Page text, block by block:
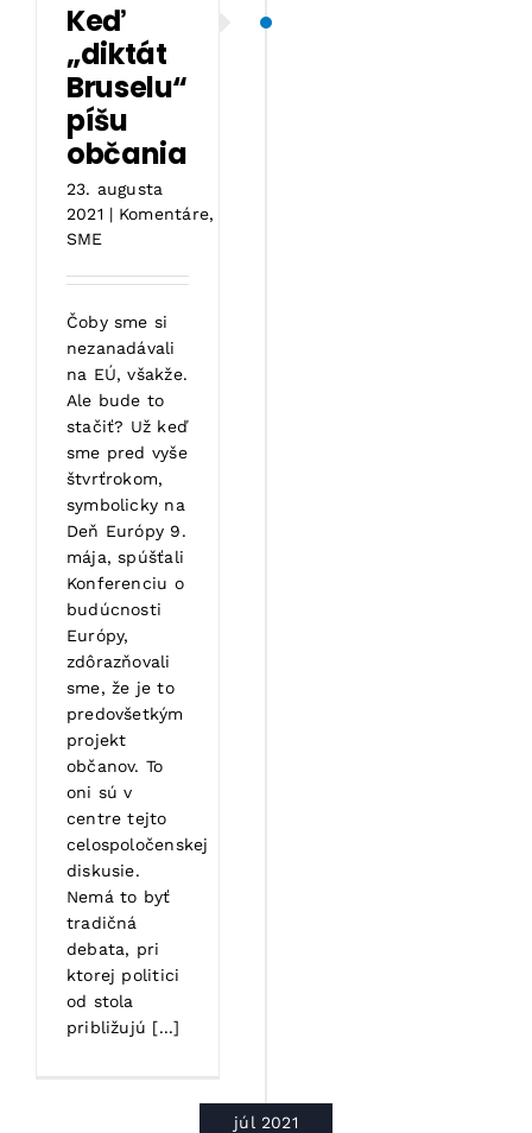
Keď
„diktát
Bruselu“
píšu
občania
23. augusta
2021 | Komentáre,
SME
Čoby sme si
nezanadávali
na EÚ, všakže.
Ale bude to
stačiť? Už keď
sme pred vyše
štvrťrokom,
symbolicky na
Deň Európy 9.
mája, spúšťali
Konferenciu o
budúcnosti
Európy,
zdôrazňovali
sme, že je to
predovšetkým
projekt
občanov. To
oni sú v
centre tejto
celospoločenskej
diskusie.
Nemá to byť
tradičná
debata, pri
ktorej politici
od stola
približujú [...]
júl 2021